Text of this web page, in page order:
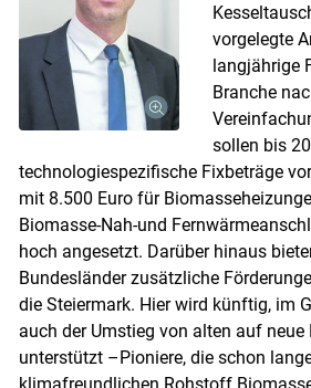
vorgelegte
langjährige
Branche
sollen bis
technologiespezifische Fixbeträge
mit 8.500 Euro für
Biomasse-Nah-und
hoch angesetzt. Darüber hinaus
Bundesländer zusätzliche
die Steiermark. Hier wird künftig, im
auch der Umstieg von alten auf
unterstützt –Pioniere, die schon
klimafreundlichen Rohstoff